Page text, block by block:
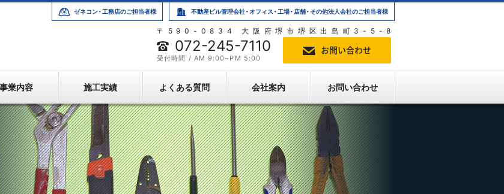
〒590-0834 大阪府堺市堺区出島町3-5-8
072-245-7110
受付時間 / AM 9:00~PM 5:00
お問い合わせ
ゼネコン・工務店のご担当者様 不動産ビル管理会社・オフィス・工場・店舗・その他法人会社のご担当者様
事業内容 施工実績 よくある質問 会社案内 お問い合わせ